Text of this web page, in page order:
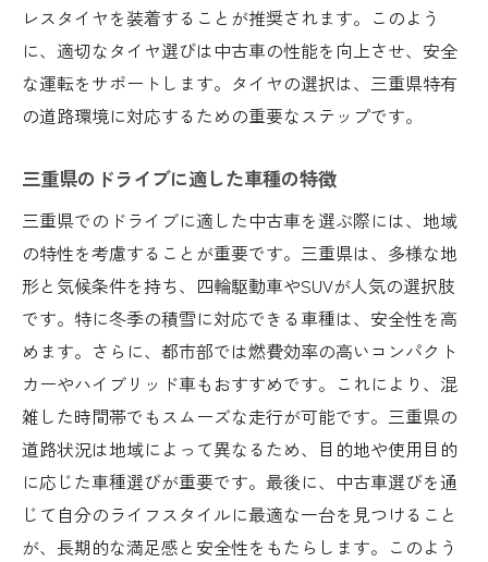
レスタイヤを装着することが推奨されます。このよう
に、適切なタイヤ選びは中古車の性能を向上させ、安全
な運転をサポートします。タイヤの選択は、三重県特有
の道路環境に対応するための重要なステップです。
三重県のドライブに適した車種の特徴
三重県でのドライブに適した中古車を選ぶ際には、地域
の特性を考慮することが重要です。三重県は、多様な地
形と気候条件を持ち、四輪駆動車やSUVが人気の選択肢
です。特に冬季の積雪に対応できる車種は、安全性を高
めます。さらに、都市部では燃費効率の高いコンパクト
カーやハイブリッド車もおすすめです。これにより、混
雑した時間帯でもスムーズな走行が可能です。三重県の
道路状況は地域によって異なるため、目的地や使用目的
に応じた車種選びが重要です。最後に、中古車選びを通
じて自分のライフスタイルに最適な一台を見つけること
が、長期的な満足感と安全性をもたらします。このよう